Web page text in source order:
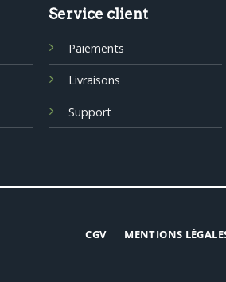
Service client
Paiements
Livraisons
Support
CGV MENTIONS